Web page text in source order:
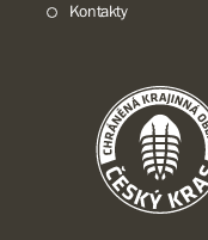
Kontakty